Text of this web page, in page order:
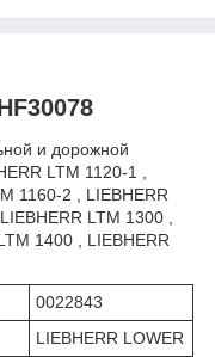
и дорожной
LTM 1120-1 ,
1160-2 , LIEBHERR
LTM 1300 ,
1400 , LIEBHERR
0022843
LIEBHERR LOWER